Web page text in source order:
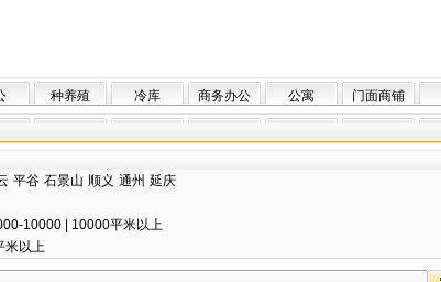
种养殖 冷库 商务办公 公寓 门面商铺
平谷 石景山 顺义 通州 延庆
10000
10000平米以上
米以上